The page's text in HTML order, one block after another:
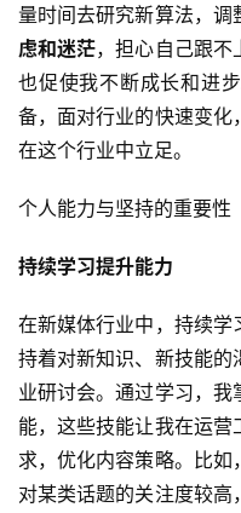
量时间去研究新算法，
虑和迷茫，担心自己跟不
也促使我不断成长和进
备，面对行业的快速变
在这个行业中立足。
个人能力与坚持的重要性
持续学习提升能力
在新媒体行业中，持续
持着对新知识、新技能
业研讨会。通过学习，
能，这些技能让我在运
求，优化内容策略。比如
对某类话题的关注度较